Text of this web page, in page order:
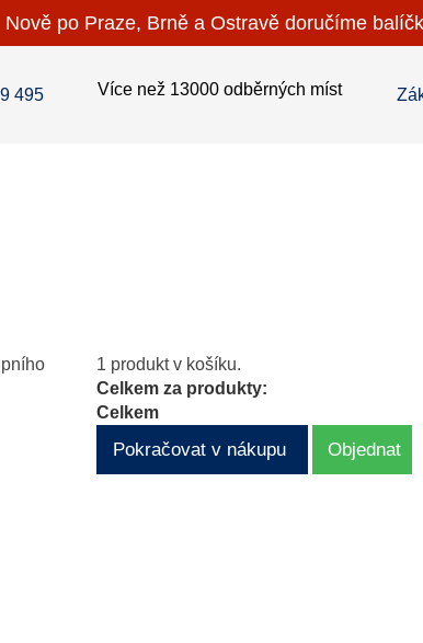
Nově po Praze, Brně a Ostravě doručíme
495 Více než 13000 odběrných míst
1 produkt v košíku.
Celkem za produkty:
Celkem
Pokračovat v nákupu Objednat